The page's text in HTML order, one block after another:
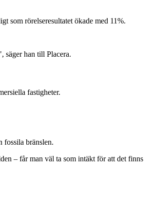
som rörelseresultatet ökade med 11%.
säger han till Placera.
fastigheter.
fossila bränslen.
– får man väl ta som intäkt för att det finns